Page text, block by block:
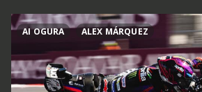
AI OGURA ALEX MÁRQUEZ